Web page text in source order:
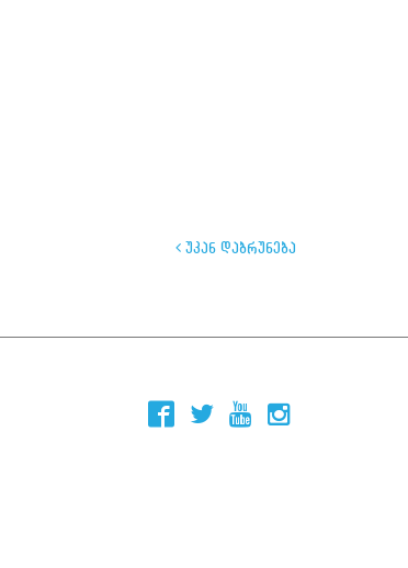
უკან დაბრუნება